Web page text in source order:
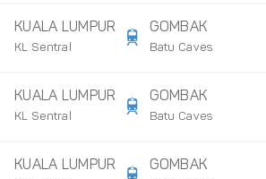
KUALA LUMPUR
KL Sentral
GOMBAK
Batu Caves
KUALA LUMPUR
KL Sentral
GOMBAK
Batu Caves
KUALA LUMPUR GOMBAK